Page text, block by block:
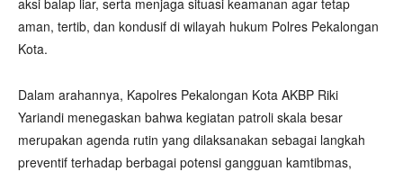
aman, tertib, dan kondusif di wilayah hukum Polres Pekalongan
Kota.
Dalam arahannya, Kapolres Pekalongan Kota AKBP Riki
Yariandi menegaskan bahwa kegiatan patroli skala besar
merupakan agenda rutin yang dilaksanakan sebagai langkah
preventif terhadap berbagai potensi gangguan kamtibmas,